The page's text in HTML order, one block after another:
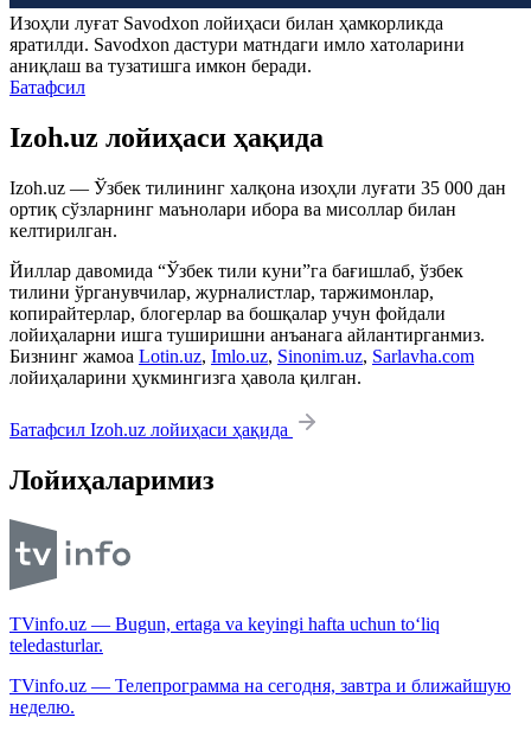
Изоҳли луғат Savodxon лойиҳаси билан ҳамкорликда
яратилди. Savodxon дастури матндаги имло хатоларини
аниқлаш ва тузатишга имкон беради.
Батафсил
Izoh.uz лойиҳаси ҳақида
Izoh.uz — Ўзбек тилининг халқона изоҳли луғати 35 000 дан
ортиқ сўзларнинг маънолари ибора ва мисоллар билан
келтирилган.
Йиллар давомида “Ўзбек тили куни”га бағишлаб, ўзбек
тилини ўрганувчилар, журналистлар, таржимонлар,
копирайтерлар, блогерлар ва бошқалар учун фойдали
лойиҳаларни ишга туширишни анъанага айлантирганмиз.
Бизнинг жамоа Lotin.uz, Imlo.uz, Sinonim.uz, Sarlavha.com
лойиҳаларини ҳукмингизга ҳавола қилган.
Батафсил Izoh.uz лойиҳаси ҳақида
Лойиҳаларимиз
TVinfo.uz — Bugun, ertaga va keyingi hafta uchun to‘liq
teledasturlar.
TVinfo.uz — Телепрограмма на сегодня, завтра и ближайшую
неделю.